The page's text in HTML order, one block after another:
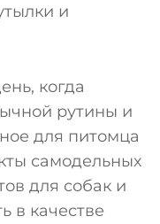
и
когда
рутины и
для питомца
самодельных
для собак и
в качестве